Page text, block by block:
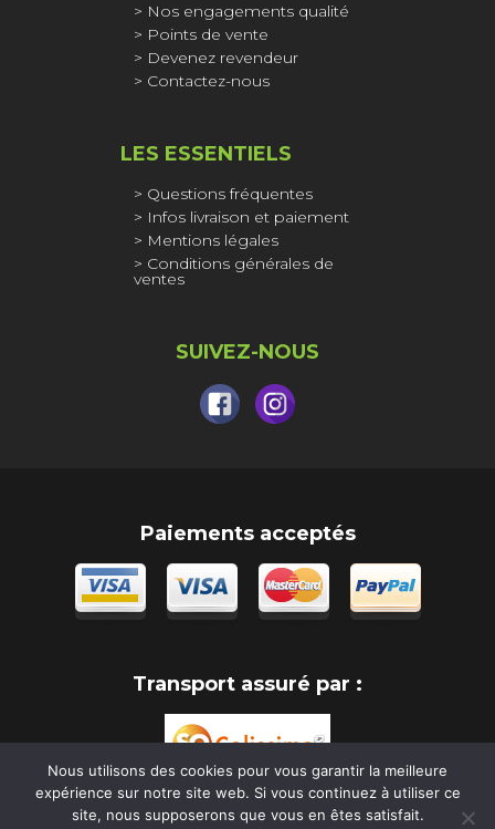
SUIVEZ-NOUS
Nos engagements qualité
Points de vente
Devenez revendeur
Contactez-nous
LES ESSENTIELS
Questions fréquentes
Infos livraison et paiement
Mentions légales
Conditions générales de
ventes
Paiements acceptés
Transport assuré par :
Nous utilisons des cookies pour vous garantir la meilleure
expérience sur notre site web. Si vous continuez à utiliser ce
site, nous supposerons que vous en êtes satisfait.